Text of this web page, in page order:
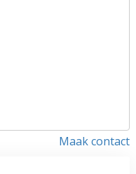
Maak contact